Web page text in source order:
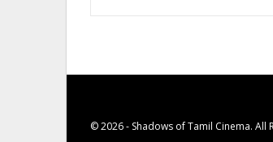
© 2026 - Shadows of Tamil Cinema. All